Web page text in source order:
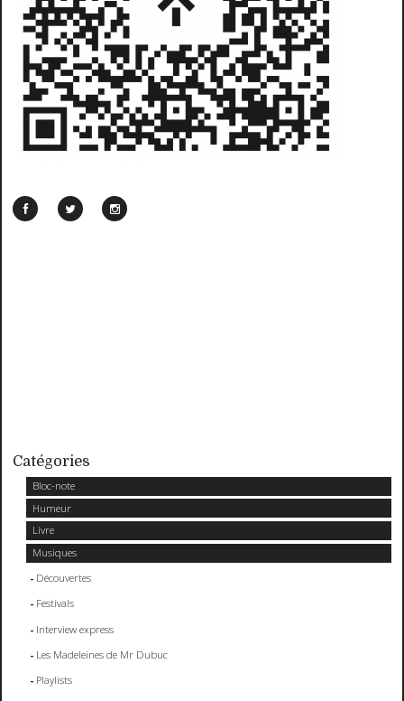
Catégories
Bloc-note
Humeur
Livre
Musiques
Découvertes
Festivals
Interview express
Les Madeleines de Mr Dubuc
Playlists